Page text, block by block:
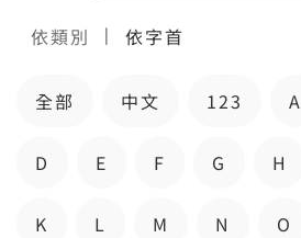
依類別 | 依字首
全部 中文 123 A
D E F G H
K L M N O